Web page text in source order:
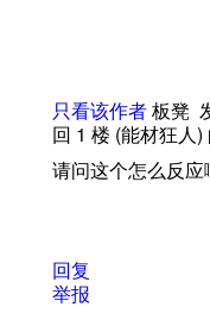
只看该作者板凳
回 1 楼 (能材狂人)
请问这个怎么反应
回复
举报